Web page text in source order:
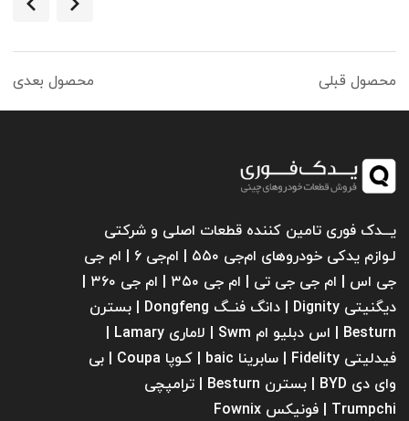
محصول قبلی محصول بعدی
یـــدک فوری تامین کننده قطعات اصلی و شرکتی
لـوازم یدکی خودروهای ام‌جی ۵۵۰ | ام‌جی ۶ | ام جی
دیگنیتی Dignity | دانگ فنــگ Dongfeng | بسترن
فیدلیتی Fidelity | سابرینا ‌baic | کـوپا Coupa | بی
وای دی BYD | بسترن Besturn | ترامپچی
Trumpchi | فونیکس Fownix